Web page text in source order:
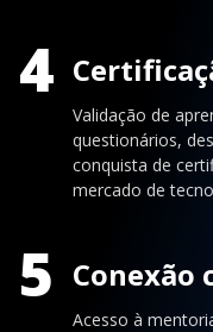
4
Validação de
questionários,
conquista de
mercado de
5 Conexão
Acesso à